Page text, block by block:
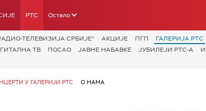
РТС Остало
ТЕЛЕВИЗИЈА СРБИЈЕ“ АКЦИЈЕ ПГП ГАЛЕРИЈА РТС
ТВ ПОСАО ЈАВНЕ НАБАВКЕ ЈУБИЛЕЈИ РТС-А
У ГАЛЕРИЈИ РТС О НАМА